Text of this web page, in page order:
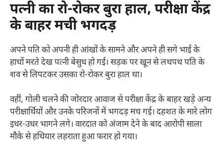
​पत्नी का रो-रोकर बुरा हाल, परीक्षा केंद्र
के बाहर मची भगदड़
​अपने पति को अपनी ही आंखों के सामने और अपने ही सगे भाई के
हाथों मरते देख पत्नी बेसुध हो गई। सड़क पर खून से लथपथ पति के
शव से लिपटकर उसका रो-रोकर बुरा हाल था।
​वहीं, गोली चलने की जोरदार आवाज से परीक्षा केंद्र के बाहर खड़े अन्य
परीक्षार्थियों और उनके परिजनों में भगदड़ मच गई। दहशत के मारे लोग
इधर-उधर भागने लगे। वारदात को अंजाम देने के बाद आरोपी साला
मौके से हथियार लहराता हुआ फरार हो गया।